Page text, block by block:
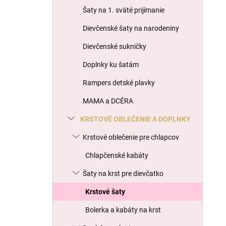
Šaty na 1. sväté prijímanie
Dievčenské šaty na narodeniny
Dievčenské sukničky
Doplnky ku šatám
Rampers detské plavky
MAMA a DCÉRA
KRSTOVÉ OBLEČENIE A DOPLNKY
Krstové oblečenie pre chlapcov
Chlapčenské kabáty
Šaty na krst pre dievčatko
Krstové šaty
Bolerka a kabáty na krst